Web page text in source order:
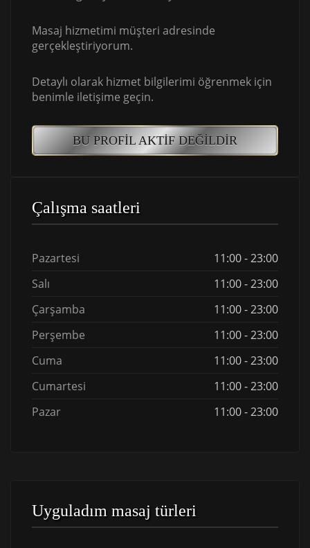
Masaj hizmetimi müşteri adresinde
gerçekleştiriyorum.
Detaylı olarak hizmet bilgilerimi öğrenmek için
benimle iletişime geçin.
BU PROFIL AKTIF DEĞILDIR
Çalışma saatleri
Pazartesi
11:00 - 23:00
Salı
11:00 - 23:00
Çarşamba
11:00 - 23:00
Perşembe
11:00 - 23:00
Cuma
11:00 - 23:00
Cumartesi
11:00 - 23:00
Pazar
11:00 - 23:00
Uyguladım masaj türleri